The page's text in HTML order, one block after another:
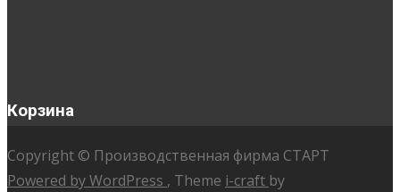
Корзина
Copyright © Производственная фирма СТАРТ
Powered by WordPress , Theme i-craft by